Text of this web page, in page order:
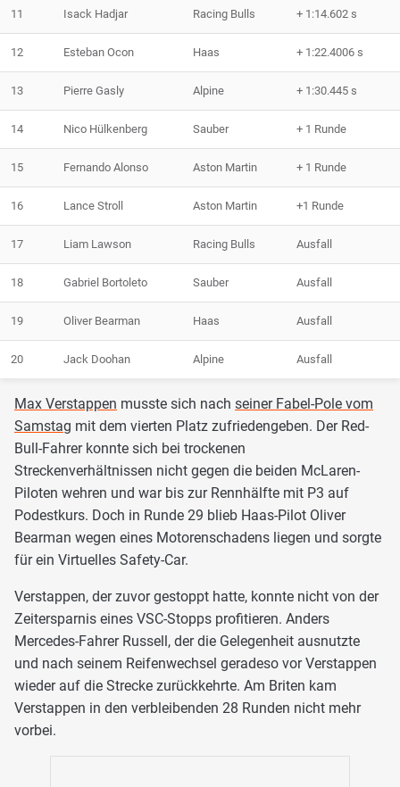
11 Isack Hadjar Racing Bulls + 1:14.602 s
12 Esteban Ocon Haas + 1:22.4006 s
13 Pierre Gasly Alpine + 1:30.445 s
14 Nico Hülkenberg Sauber + 1 Runde
15 Fernando Alonso Aston Martin + 1 Runde
16 Lance Stroll Aston Martin +1 Runde
17 Liam Lawson Racing Bulls Ausfall
18 Gabriel Bortoleto Sauber Ausfall
19 Oliver Bearman Haas Ausfall
20 Jack Doohan Alpine Ausfall
Max Verstappen musste sich nach seiner Fabel-Pole vom
Samstag mit dem vierten Platz zufriedengeben. Der Red-
Bull-Fahrer konnte sich bei trockenen
Streckenverhältnissen nicht gegen die beiden McLaren-
Piloten wehren und war bis zur Rennhälfte mit P3 auf
Podestkurs. Doch in Runde 29 blieb Haas-Pilot Oliver
Bearman wegen eines Motorenschadens liegen und sorgte
für ein Virtuelles Safety-Car.
Verstappen, der zuvor gestoppt hatte, konnte nicht von der
Zeitersparnis eines VSC-Stopps profitieren. Anders
Mercedes-Fahrer Russell, der die Gelegenheit ausnutzte
und nach seinem Reifenwechsel geradeso vor Verstappen
wieder auf die Strecke zurückkehrte. Am Briten kam
Verstappen in den verbleibenden 28 Runden nicht mehr
vorbei.